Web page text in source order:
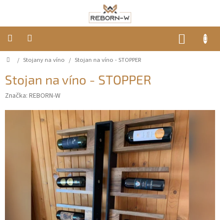
Nábytok
masívu
Stoly
Záhradné
Domov
/ Stojany na víno / Stojan na víno - STOPPER
Stojan na víno - STOPPER
Značka: REBORN-W